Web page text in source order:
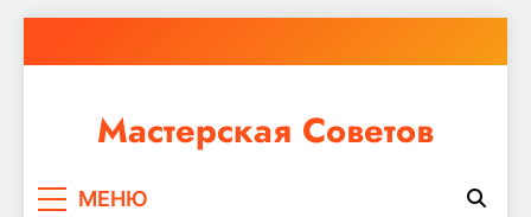
к
Мастерская Советов
ремонт или крупное строительство, в Мастерской
МЕНЮ